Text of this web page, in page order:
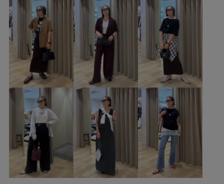
フェミニンコーデ シンプルコーデ きれいめコーデ
ROPÉ PICNIC ウェーブ ブルべ冬 敏感
シャツ/ブラウス タンクトップ スカート バッグ
ショルダーバッグ シューズ バレエシューズ
GDC16090 GDF16020 GDH16110 GIA15120
GIX16150 0318PRESS対象商品 1枚でも着れる
25sssale通勤服 25ssworklook1 25ssworklook5
26mother'sday Aライン blouse_pickup
oshigoto10look_wed pic0627 RP25SS